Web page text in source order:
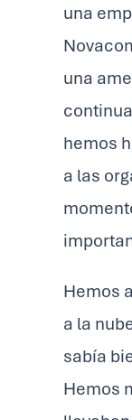
una
una
hemos
a las
Hemos
a la
sabía
Hemos